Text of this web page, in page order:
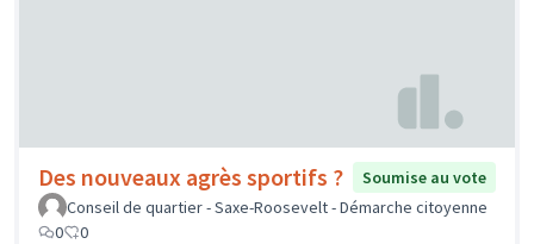
Des nouveaux agrès sportifs ?
Soumise au vote
Conseil de quartier - Saxe-Roosevelt - Démarche citoyenne
0
0